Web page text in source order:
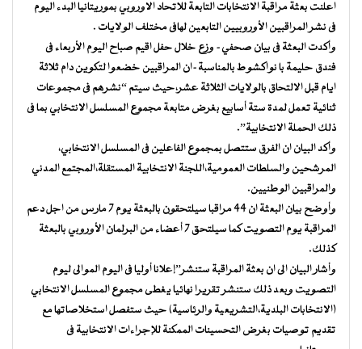
اعلنت بعثة مراقبة الانتخابات التابعة للاتحاد الاوروبي بموريتانيا البدء اليوم
فى نشر المراقبين الأوروبيين التابعين لهافى مختلف الولايات .
وأكدت البعثة فى بيان صحفي- وزع خلال حفل اقيم صباح اليوم الأربعاء فى
فندق حليمة با نواكشوط بالمناسبة-ان المراقبين خضعوا لتكوين دام ثلاثة
ايام قبل الالتحاق بالولايات الثلاثة عشر،حيث سيتم “نشرهم فى مجموعات
ثنائية تعمل لمدة ستة أسابيع بغرض متابعة مجموع المسلسل الانتخابي بما فى
ذلك الحملة الانتخابية”.
وأكد البيان ان الفرق ستتصل بمجموع الفاعلين فى المسلسل الانتخابي،
المرشحين والسلطات العمومية،اللجنة الانتخابية المستقلة،المجتمع المدني
والمراقبين الوطنيين.
وأوضح بيان البعثة ان 44 مراقبا سيلتحقون بالبعثة يوم 7 مارس من اجل دعم
المراقبة يوم التصويت كما سيلتحق 7 أعضاء من البرلمان الأوروبي بالبعثة
كذلك.
وأشار البيان الى ان بعثة المراقبة ستنشر”إعلانا أوليا فى اليوم الموالى ليوم
التصويت وبعد ذلك ستنشر تقريرا نهائيا يغطى مجموع المسلسل الانتخابي
(الانتخابات البلدية،التشريعية والرئاسية) حيث ستفصل استخلاصاتها مع
تقديم توصيات بغرض التحسينات الممكنة للإجراءات الانتخابية فى